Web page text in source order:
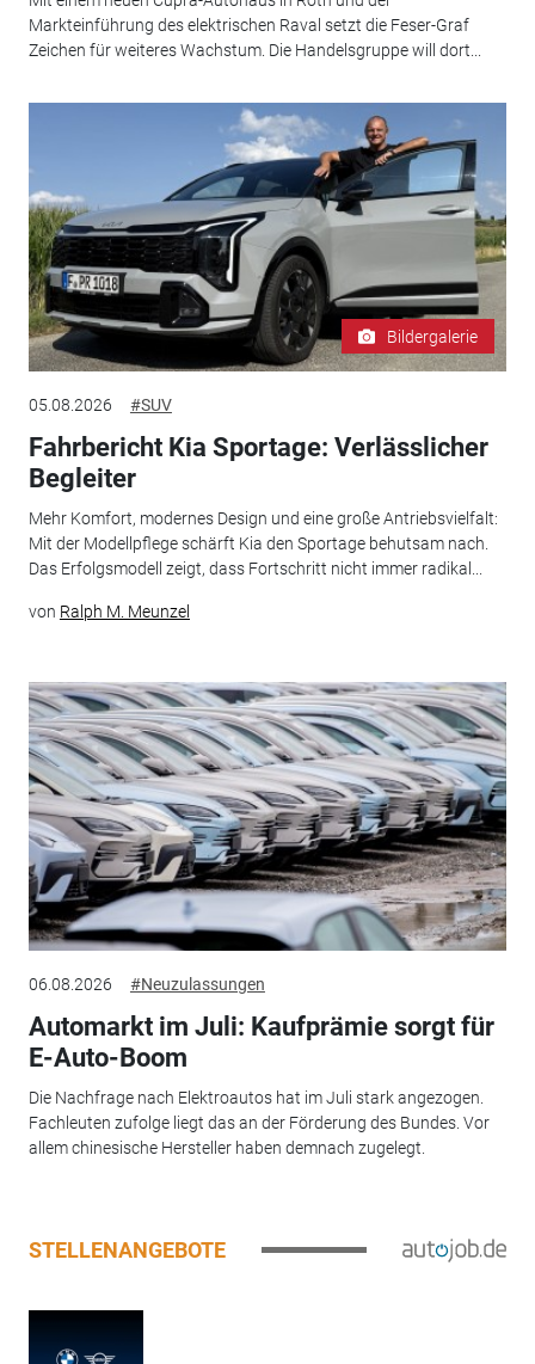
Markteinführung des elektrischen Raval setzt die Feser-Graf
Zeichen für weiteres Wachstum. Die Handelsgruppe will dort...
Bildergalerie
05.08.2026 #SUV
Fahrbericht Kia Sportage: Verlässlicher
Begleiter
Mehr Komfort, modernes Design und eine große Antriebsvielfalt:
Mit der Modellpflege schärft Kia den Sportage behutsam nach.
Das Erfolgsmodell zeigt, dass Fortschritt nicht immer radikal...
von Ralph M. Meunzel
06.08.2026 #Neuzulassungen
Automarkt im Juli: Kaufprämie sorgt für
E-Auto-Boom
Die Nachfrage nach Elektroautos hat im Juli stark angezogen.
Fachleuten zufolge liegt das an der Förderung des Bundes. Vor
allem chinesische Hersteller haben demnach zugelegt.
STELLENANGEBOTE